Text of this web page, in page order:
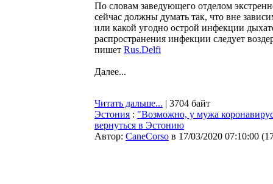
По словам заведующего отделом
сейчас должны думать так, что вне
или какой угодно острой инфекции
распространения инфекции следует
пишет Rus.Delfi
Далее...
Читать дальше... | 3704 байт
Эстония : "Возможно, у мужа
вернуться в Эстонию
Автор: CaneCorso в 17/03/2020 07:10:00 (